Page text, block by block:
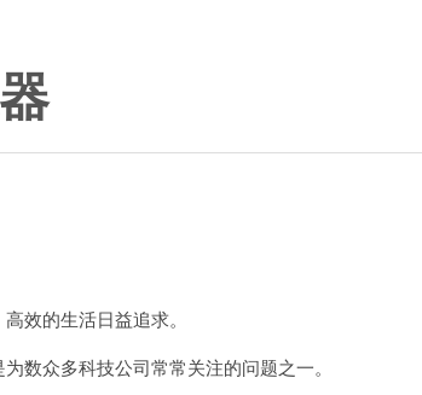
效的生活日益追求。
众多科技公司常常关注的问题之一。